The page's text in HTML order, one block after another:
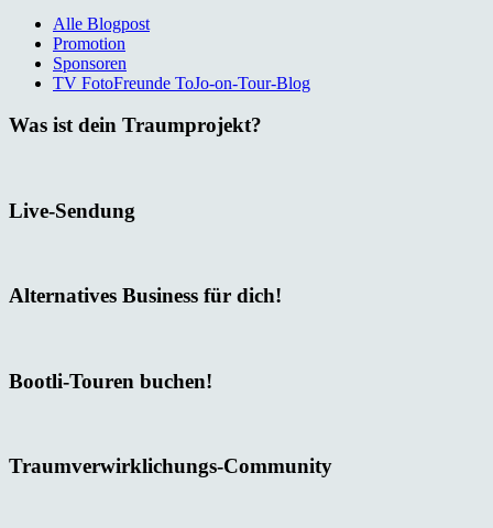
Alle Blogpost
Promotion
Sponsoren
TV FotoFreunde ToJo-on-Tour-Blog
Was ist dein Traumprojekt?
Live-Sendung
Alternatives Business für dich!
Bootli-Touren buchen!
Traumverwirklichungs-Community